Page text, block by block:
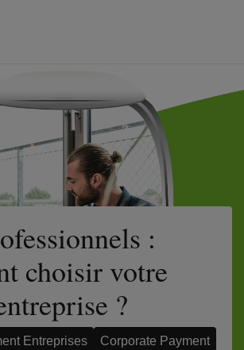
:
choisir votre
?
Entreprises Corporate Payment